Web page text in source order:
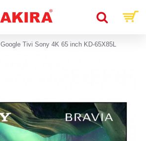
Google Tivi Sony 4K 65 inch KD-65X85L